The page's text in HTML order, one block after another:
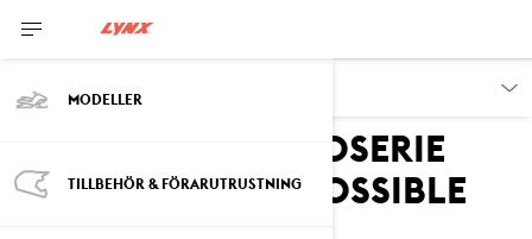
MODELLER
TILLBEHÖR & FÖRARUTRUSTNING
Snöskoter-videoserie
DEFYING THE IMPOSSIBLE